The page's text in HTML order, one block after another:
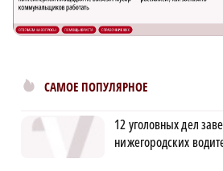
САМОЕ ПОПУЛЯРНОЕ
12 уголовных дел
нижегородских